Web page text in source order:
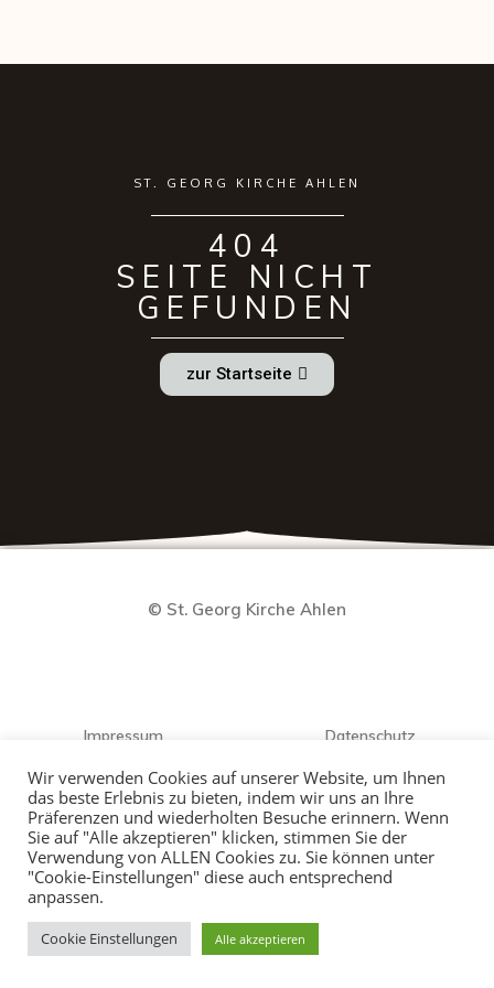
ST. GEORG KIRCHE AHLEN
404
SEITE NICHT
GEFUNDEN
zur Startseite
© St. Georg Kirche Ahlen
Impressum Datenschutz
Wir verwenden Cookies auf unserer Website, um Ihnen
das beste Erlebnis zu bieten, indem wir uns an Ihre
Präferenzen und wiederholten Besuche erinnern. Wenn
Sie auf "Alle akzeptieren" klicken, stimmen Sie der
Verwendung von ALLEN Cookies zu. Sie können unter
"Cookie-Einstellungen" diese auch entsprechend
anpassen.
Cookie Einstellungen Alle akzeptieren